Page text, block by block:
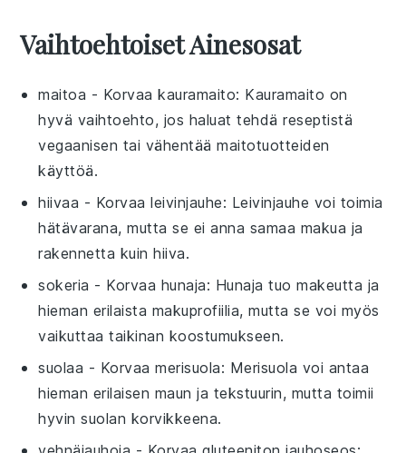
Vaihtoehtoiset Ainesosat
maitoa - Korvaakauramaito: Kauramaito on
hyvä vaihtoehto, jos haluat tehdä reseptistä
vegaanisen tai vähentää maitotuotteiden
käyttöä.
hiivaa - Korvaaleivinjauhe: Leivinjauhe voi toimia
hätävarana, mutta se ei anna samaa makua ja
rakennetta kuin hiiva.
sokeria - Korvaa hunaja: Hunaja tuo makeutta ja
hieman erilaista makuprofiilia, mutta se voi myös
vaikuttaa taikinan koostumukseen.
suolaa - Korvaamerisuola: Merisuola voi antaa
hieman erilaisen maun ja tekstuurin, mutta toimii
hyvin suolan korvikkeena.